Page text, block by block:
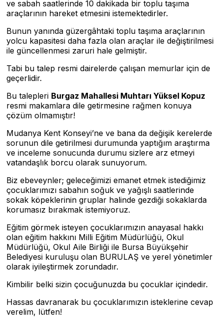
ve sabah saatlerinde 10 dakikada bir toplu taşıma
araçlarının hareket etmesini istemektedirler.
Bunun yanında güzergâhtaki toplu taşıma araçlarının
yolcu kapasitesi daha fazla olan araçlar ile değiştirilmesi
ile güncellenmesi zaruri hale gelmiştir.
Tabi bu talep resmi dairelerde çalışan memurlar için de
geçerlidir.
Bu talepleri Burgaz Mahallesi Muhtarı Yüksel Kopuz
resmi makamlara dile getirmesine rağmen konuya
çözüm olmamıştır!
Mudanya Kent Konseyi’ne ve bana da değişik kerelerde
sorunun dile getirilmesi durumunda yaptığım araştırma
ve inceleme sonucunda durumu sizlere arz etmeyi
vatandaşlık borcu olarak sunuyorum.
Biz ebeveynler; geleceğimizi emanet etmek istediğimiz
çocuklarımızı sabahın soğuk ve yağışlı saatlerinde
sokak köpeklerinin gruplar halinde gezdiği sokaklarda
korumasız bırakmak istemiyoruz.
Eğitim görmek isteyen çocuklarımızın anayasal hakkı
olan eğitim hakkını Milli Eğitim Müdürlüğü, Okul
Müdürlüğü, Okul Aile Birliği ile Bursa Büyükşehir
Belediyesi kuruluşu olan BURULAŞ ve yerel yönetimler
olarak iyileştirmek zorundadır.
Kimbilir belki sizin çocuğunuzda bu çocuklar içindedir.
Hassas davranarak bu çocuklarımızın isteklerine cevap
verelim, lütfen!